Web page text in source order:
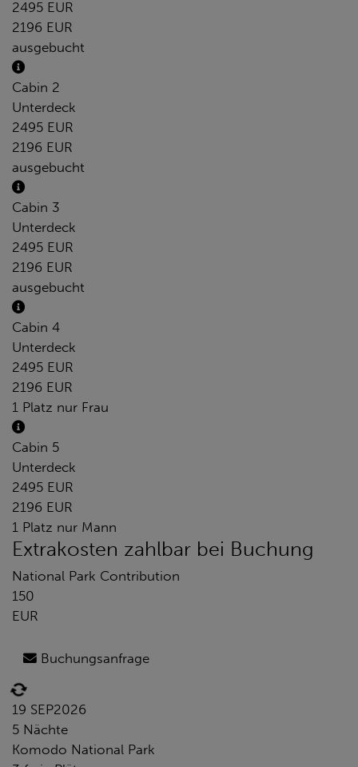
2495 EUR
2196 EUR
ausgebucht
Cabin 2
Unterdeck
2495 EUR
2196 EUR
ausgebucht
Cabin 3
Unterdeck
2495 EUR
2196 EUR
ausgebucht
Cabin 4
Unterdeck
2495 EUR
2196 EUR
1 Platz nur Frau
Cabin 5
Unterdeck
2495 EUR
2196 EUR
1 Platz nur Mann
Extrakosten zahlbar bei Buchung
National Park Contribution
150
EUR
Buchungsanfrage
19 SEP2026
5 Nächte
Komodo National Park